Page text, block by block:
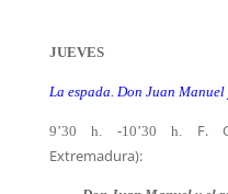
JUEVES
La espada. Don Juan Manuel
9’30 h. -10’30 h. F.
Extremadura):